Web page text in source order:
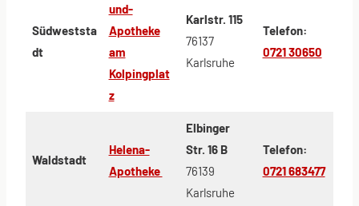
Südweststa
dt
und-
Apotheke
am
Kolpingplat
z
Karlstr. 115
76137
Karlsruhe
Telefon:
0721 30650
Waldstadt
Helena-
Apotheke
Elbinger
Str. 16 B
76139
Karlsruhe
Telefon:
0721 683477